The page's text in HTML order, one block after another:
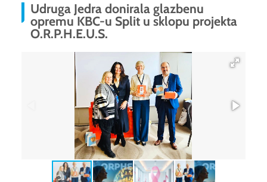
Udruga Jedra donirala glazbenu
opremu KBC-u Split u sklopu projekta
O.R.P.H.E.U.S.